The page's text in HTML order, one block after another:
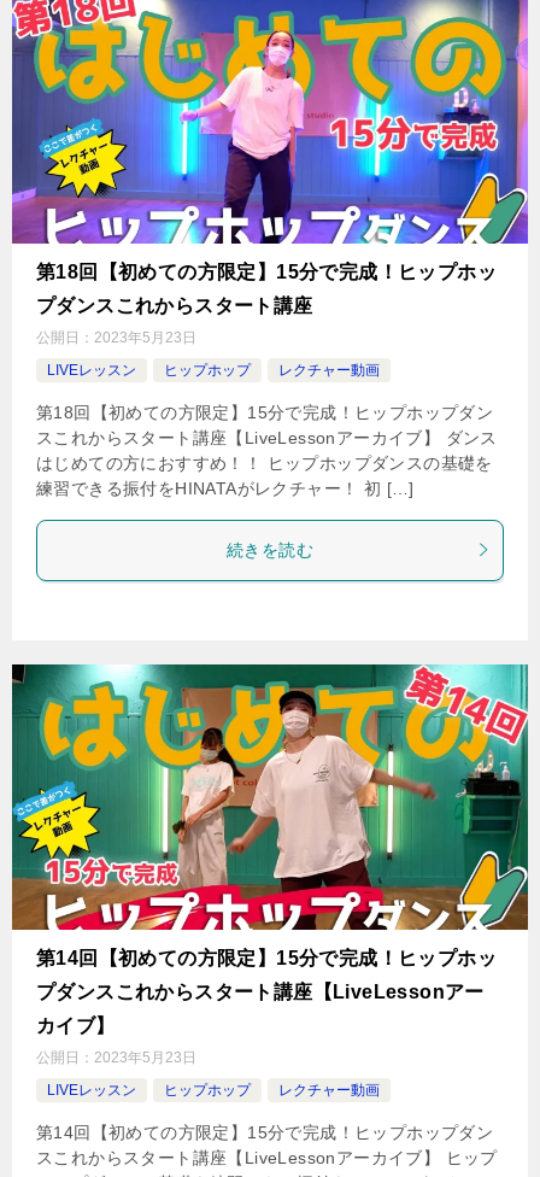
第18回【初めての方限定】15分で完成！ヒップホッ
プダンスこれからスタート講座
公開日： 2023年5月23日
LIVEレッスン
ヒップホップ レクチャー動画
第18回【初めての方限定】15分で完成！ヒップホップダン
スこれからスタート講座【LiveLessonアーカイブ】 ダンス
はじめての方におすすめ！！ ヒップホップダンスの基礎を
練習できる振付をHINATAがレクチャー！ 初 […]
続きを読む
第14回【初めての方限定】15分で完成！ヒップホッ
プダンスこれからスタート講座【LiveLessonアー
カイブ】
公開日： 2023年5月23日
LIVEレッスン
ヒップホップ レクチャー動画
第14回【初めての方限定】15分で完成！ヒップホップダン
スこれからスタート講座【LiveLessonアーカイブ】 ヒップ